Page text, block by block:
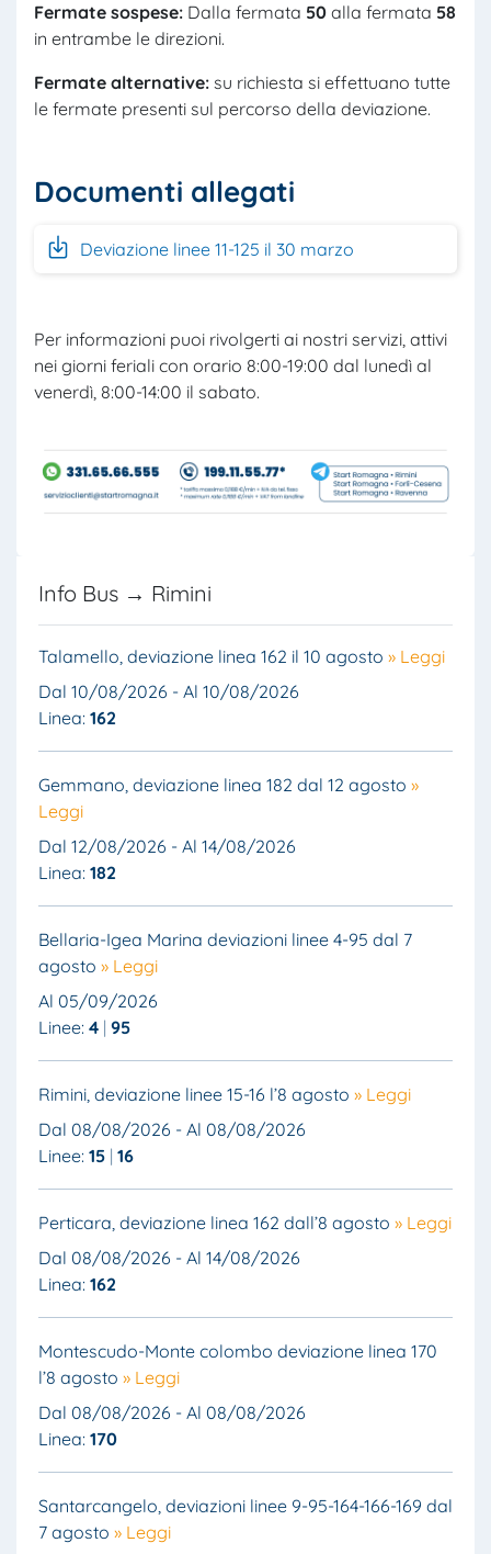
Fermate sospese: Dalla fermata 50 alla fermata 58
in entrambe le direzioni.
Fermate alternative: su richiesta si effettuano tutte
le fermate presenti sul percorso della deviazione.
Documenti allegati
Deviazione linee 11-125 il 30 marzo
Per informazioni puoi rivolgerti ai nostri servizi, attivi
nei giorni feriali con orario 8:00-19:00 dal lunedì al
venerdì, 8:00-14:00 il sabato.
Info Bus → Rimini
Talamello, deviazione linea 162 il 10 agosto » Leggi
Dal 10/08/2026 - Al 10/08/2026
Linea: 162
Gemmano, deviazione linea 182 dal 12 agosto »
Leggi
Dal 12/08/2026 - Al 14/08/2026
Linea: 182
Bellaria-Igea Marina deviazioni linee 4-95 dal 7
agosto » Leggi
Al 05/09/2026
Linee: 4 95
Rimini, deviazione linee 15-16 l’8 agosto » Leggi
Dal 08/08/2026 - Al 08/08/2026
Linee: 15 16
Perticara, deviazione linea 162 dall’8 agosto » Leggi
Dal 08/08/2026 - Al 14/08/2026
Linea: 162
Montescudo-Monte colombo deviazione linea 170
l’8 agosto » Leggi
Dal 08/08/2026 - Al 08/08/2026
Linea: 170
Santarcangelo, deviazioni linee 9-95-164-166-169 dal
7 agosto » Leggi